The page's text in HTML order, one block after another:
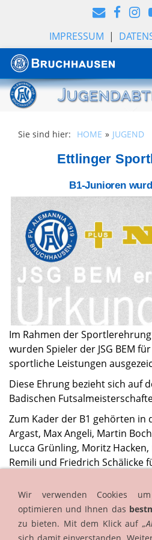
IMPRESSUM |
Sie sind hier: HOME JUGEND
Ettlinger
B1-Junioren
Im Rahmen der
wurden Spieler der JSG BEM
sportliche Leistungen
Diese Ehrung bezieht sich auf
Badischen
Zum Kader der B1 gehörten in
Argast, Max Angeli, Martin
Lucca Grünling, Moritz
Remili und Friedrich Schälicke
Ettlingenweier.
Wir verwenden Cookies
optimieren und Ihnen das
zu bieten. Mit dem Klick auf